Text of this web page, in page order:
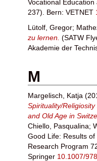
Vocational
237). Bern: VETNET
Lütolf, Gregor;
zu lernen. (SATW
Akademie der
M
Margelisch, Katja
Spirituality/
and Old Age in
Chiello, Pasqualina;
Good Life: Results
Research Program
Springer 10.1007/